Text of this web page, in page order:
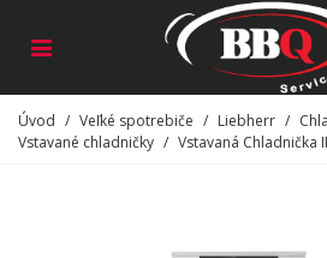
Úvod / Veľké spotrebiče / Liebherr /
Vstavané chladničky / Vstavaná Chladnička